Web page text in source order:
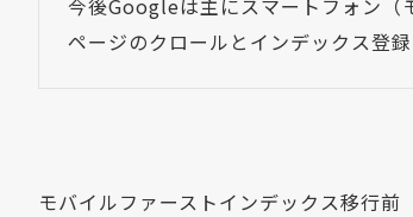
今後Googleは主にスマートフォン（
ページのクロールとインデックス登
モバイルファーストインデックス移行前